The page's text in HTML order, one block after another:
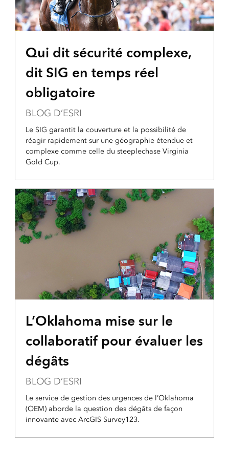
Qui dit sécurité complexe,
dit SIG en temps réel
obligatoire
BLOG D’ESRI
Le SIG garantit la couverture et la possibilité de
réagir rapidement sur une géographie étendue et
complexe comme celle du steeplechase Virginia
Gold Cup.
L’Oklahoma mise sur le
collaboratif pour évaluer les
dégâts
BLOG D’ESRI
Le service de gestion des urgences de l’Oklahoma
(OEM) aborde la question des dégâts de façon
innovante avec ArcGIS Survey123.